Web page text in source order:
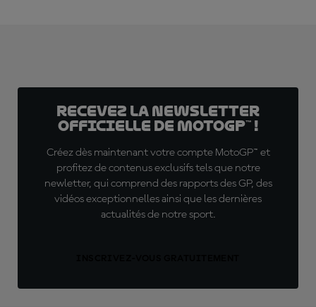
Recevez la Newsletter
officielle de MotoGP™ !
Créez dès maintenant votre compte MotoGP™ et
profitez de contenus exclusifs tels que notre
newletter, qui comprend des rapports des GP, des
vidéos exceptionnelles ainsi que les dernières
actualités de notre sport.